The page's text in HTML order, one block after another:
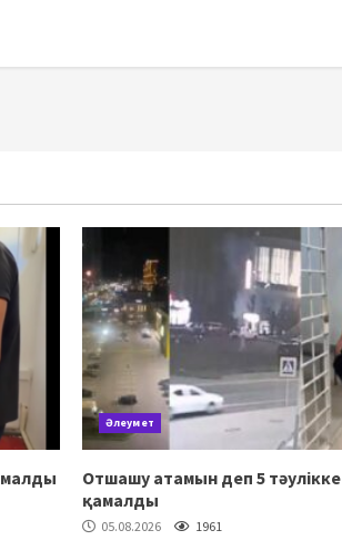
Әлеумет
Отшашу атамын деп 5 тәулікке
қамалды
05.08.2026 1961